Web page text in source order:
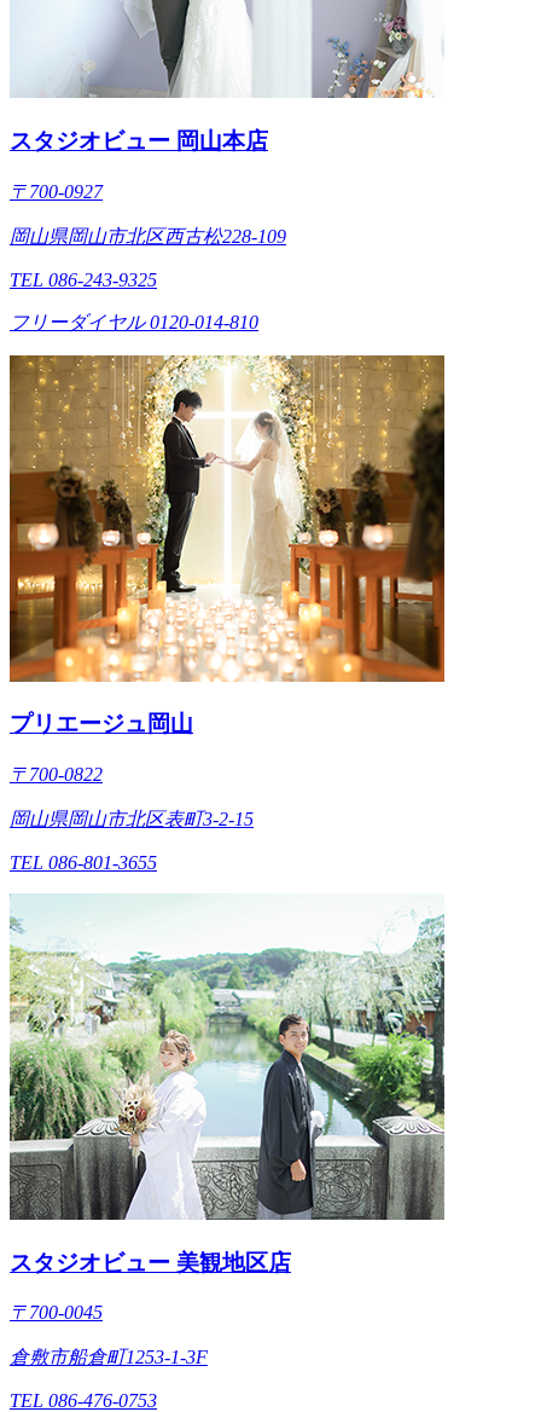
スタジオビュー 岡山本店
〒700-0927
岡山県岡山市北区西古松228-109
TEL 086-243-9325
フリーダイヤル 0120-014-810
プリエージュ岡山
〒700-0822
岡山県岡山市北区表町3-2-15
TEL 086-801-3655
スタジオビュー 美観地区店
〒700-0045
倉敷市船倉町1253-1-3F
TEL 086-476-0753